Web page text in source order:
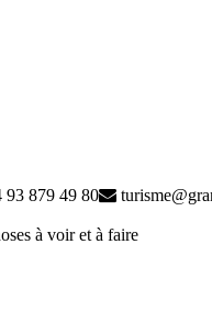
93 879 49 80
à voir et à faire